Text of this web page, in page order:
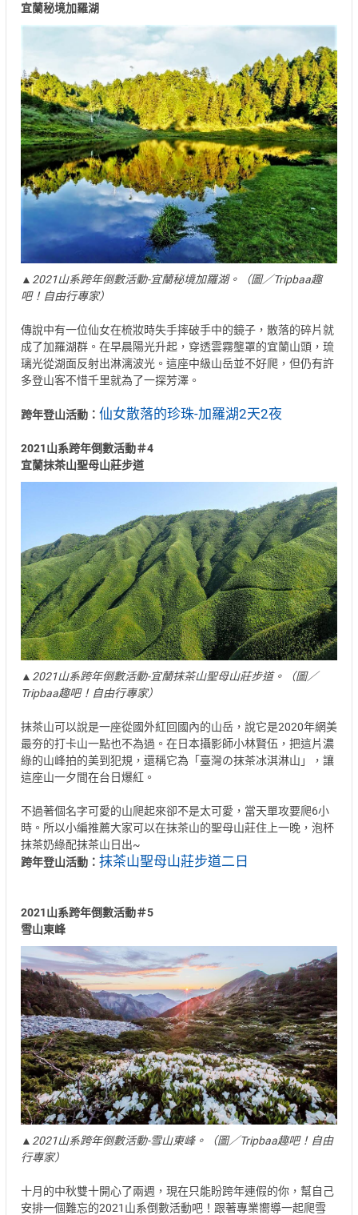
宜蘭秘境加羅湖
▲2021山系跨年倒數活動-宜蘭秘境加羅湖。（圖／Tripbaa趣
吧！自由行專家）
傳說中有一位仙女在梳妝時失手摔破手中的鏡子，散落的碎片就
成了加羅湖群。在早晨陽光升起，穿透雲霧壟罩的宜蘭山頭，琉
璃光從湖面反射出淋漓波光。這座中級山岳並不好爬，但仍有許
多登山客不惜千里就為了一探芳澤。
跨年登山活動： 仙女散落的珍珠-加羅湖2天2夜
2021山系跨年倒數活動＃4
宜蘭抹茶山聖母山莊步道
▲2021山系跨年倒數活動-宜蘭抹茶山聖母山莊步道。（圖／
Tripbaa趣吧！自由行專家）
抹茶山可以說是一座從國外紅回國內的山岳，說它是2020年網美
最夯的打卡山一點也不為過。在日本攝影師小林賢伍，把這片濃
綠的山峰拍的美到犯規，還稱它為「臺灣の抹茶冰淇淋山」，讓
這座山一夕間在台日爆紅。
不過著個名字可愛的山爬起來卻不是太可愛，當天單攻要爬6小
時。所以小編推薦大家可以在抹茶山的聖母山莊住上一晚，泡杯
抹茶奶綠配抹茶山日出~
跨年登山活動： 抹茶山聖母山莊步道二日
2021山系跨年倒數活動＃5
雪山東峰
▲2021山系跨年倒數活動-雪山東峰。（圖／Tripbaa趣吧！自由
行專家）
十月的中秋雙十開心了兩週，現在只能盼跨年連假的你，幫自己
安排一個難忘的2021山系倒數活動吧！跟著專業嚮導一起爬雪